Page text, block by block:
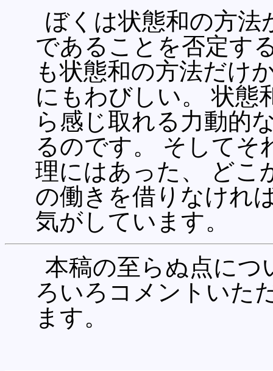
ぼくは状態和の方法
であることを否定す
も状態和の方法だけ
にもわびしい。 状態
ら感じ取れる力動的
るのです。 そしてそ
理にはあった、 どこ
の働きを借りなけれ
気がしています。
本稿の至らぬ点につ
ろいろコメントいた
ます。